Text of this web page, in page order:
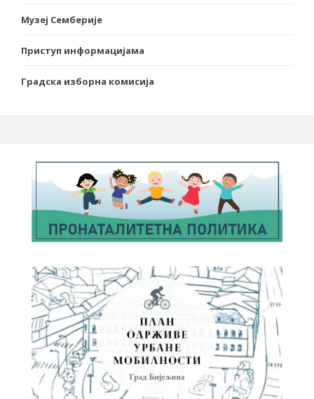
Музеј Семберије
Приступ информацијама
Градска изборна комисија